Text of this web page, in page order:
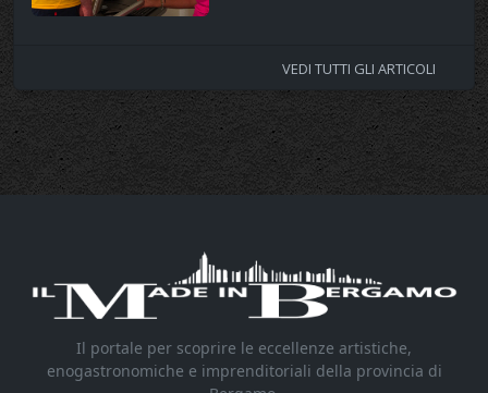
VEDI TUTTI GLI ARTICOLI
Il portale per scoprire le eccellenze artistiche,
enogastronomiche e imprenditoriali della provincia di